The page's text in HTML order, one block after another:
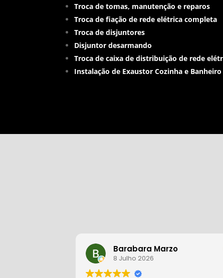
Troca de tomas, manutenção e reparos
Troca de fiação de rede elétrica completa
Troca de disjuntores
Disjuntor desarmando
Troca de caixa de distribuição de rede
Instalação de Exaustor Cozinha e Banheiro
Barabara Marzo
8 Julho 2026